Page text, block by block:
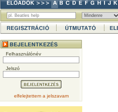
Felhasználónév
Jelszó
elfelejtettem a jelszavam